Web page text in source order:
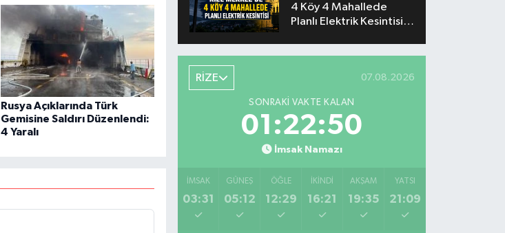
Rusya Açıklarında Türk
Gemisine Saldırı Düzenlendi:
4 Yaralı
4 Köy 4 Mahallede
Planlı Elektrik Kesintisi
RİZE 07.08.2026
SONRAKI VAKTE KALAN
01:22:49
İmsak Namazı
İMSAK
03:31
GÜNEŞ
05:12
ÖĞLE
12:29
İKINDI
16:21
AKŞAM
19:35
YATSI
21:09